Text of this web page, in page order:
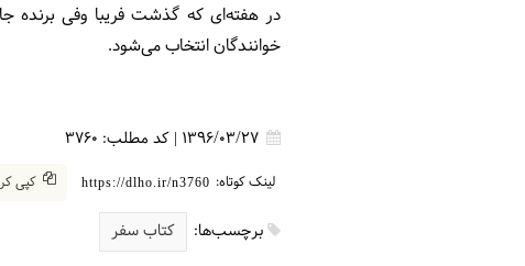
در هفته‌ای که گذشت فریبا وفی برنده
خوانندگان انتخاب می‌شود.
1396/03/27
| کد مطلب: 3760
لینک کوتاه: https://dlho.ir/n3760 کپی
برچسب‌ها: کتاب سفر